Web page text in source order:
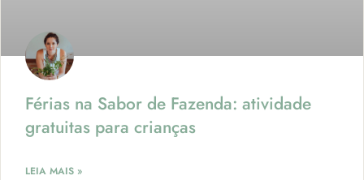
Férias na Sabor de Fazenda: atividade
gratuitas para crianças
LEIA MAIS »